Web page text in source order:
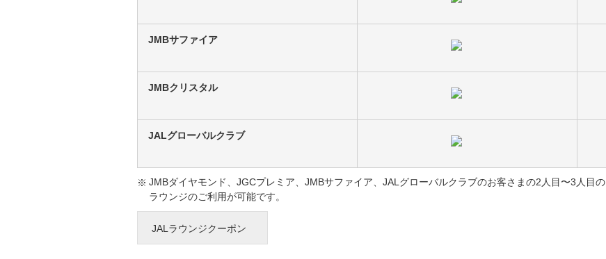
JMBサファイア
JMBクリスタル
JALグローバルクラブ
JMBダイヤモンド、JGCプレミア、JMBサファイア、JALグローバルクラブのお客さまの2人目〜3人目
ラウンジのご利用が可能です。
JALラウンジクーポン